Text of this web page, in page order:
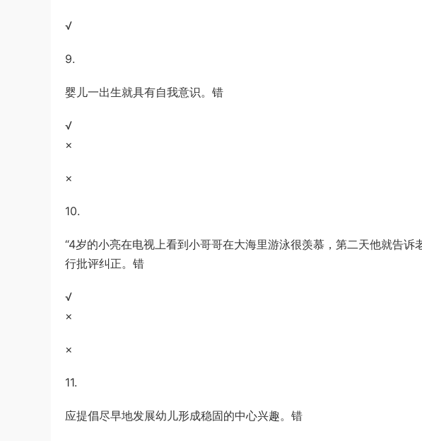
√
9.
婴儿一出生就具有自我意识。错
√
×
×
10.
“4岁的小亮在电视上看到小哥哥在大海里游泳很羡慕，第二天他就告
行批评纠正。错
√
×
×
11.
应提倡尽早地发展幼儿形成稳固的中心兴趣。错